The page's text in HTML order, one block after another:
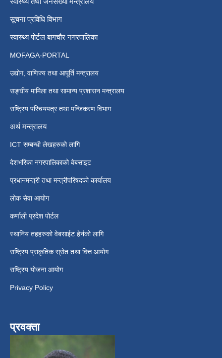
सूचना प्रविधि विभाग
स्वास्थ्य पोर्टल बागचौर नगरपालिका
MOFAGA-PORTAL
उद्योग, वाणिज्य तथा आपूर्ति मन्त्रालय
सङ्घीय मामिला तथा सामान्य प्रशासन मन्त्रालय
राष्ट्रिय परिचयपत्र तथा पन्जिकरण विभाग
अर्थ मन्त्रालय
ICT सम्बन्धी लेखहरुको लागि
देशभरिका नगरपालिकाको वेबसाइट
प्रधानमन्त्री तथा मन्त्रीपरिषदको कार्यालय
लोक सेवा आयोग
कर्णाली प्रदेश पोर्टल
स्थानिय तहहरुको वेबसाईट हेर्नको लागि
राष्ट्रिय प्राकृतिक स्रोत तथा वित्त आयोग
राष्ट्रिय योजना आयोग
Privacy Policy
प्रवक्ता